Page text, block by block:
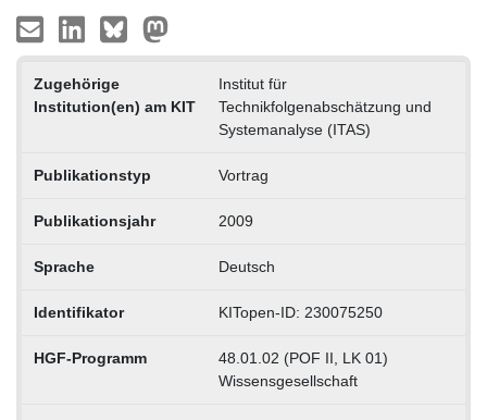
Zugehörige
Institution(en) am KIT
Institut für
Technikfolgenabschätzung und
Systemanalyse (ITAS)
Publikationstyp Vortrag
Publikationsjahr 2009
Sprache Deutsch
Identifikator KITopen-ID: 230075250
HGF-Programm
48.01.02 (POF II, LK 01)
Wissensgesellschaft